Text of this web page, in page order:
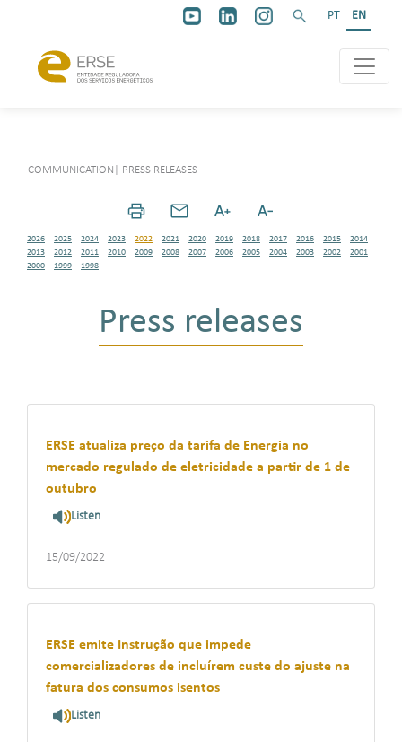
PT EN
COMMUNICATION PRESS RELEASES
2026 2025 2024 2023 2022 2021 2020 2019 2018 2017 2016 2015
2014
2013
2012 2011 2010 2009 2008 2007 2006 2005 2004 2003 2002
2001
2000
1999 1998
Press releases
ERSE atualiza preço da tarifa de Energia no
mercado regulado de eletricidade a partir de 1 de
outubro
Listen
15/09/2022
ERSE emite Instrução que impede
comercializadores de incluírem custe do ajuste na
fatura dos consumos isentos
Listen